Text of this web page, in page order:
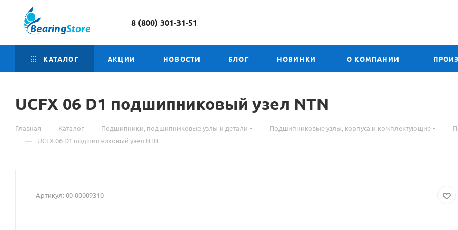
8 (800) 301-31-51
КАТАЛОГ АКЦИИ НОВОСТИ БЛОГ НОВИНКИ О КОМПАНИИ
UCFX 06 D1 подшипниковый узел Материал
о
NTN
Главная — Каталог — Подшипники, подшипниковые узлы и детали — Подшипниковые узлы, корпуса и комплектующие —
— UCFX 06 D1 подшипниковый узел NTN
Артикул:00-00009310